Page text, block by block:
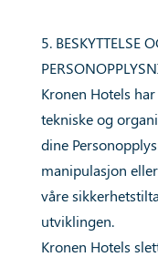
5. BESKYTTELSE
Kronen Hotels
tekniske og
dine
manipulasjon
våre
utviklingen.
Kronen Hotels